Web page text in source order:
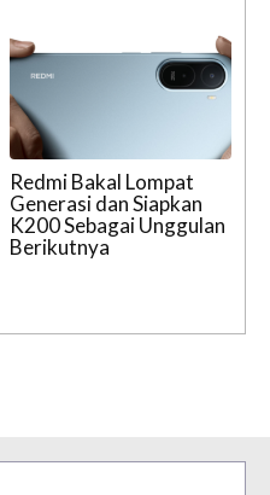
Redmi Bakal Lompat
Generasi dan Siapkan
K200 Sebagai Unggulan
Berikutnya